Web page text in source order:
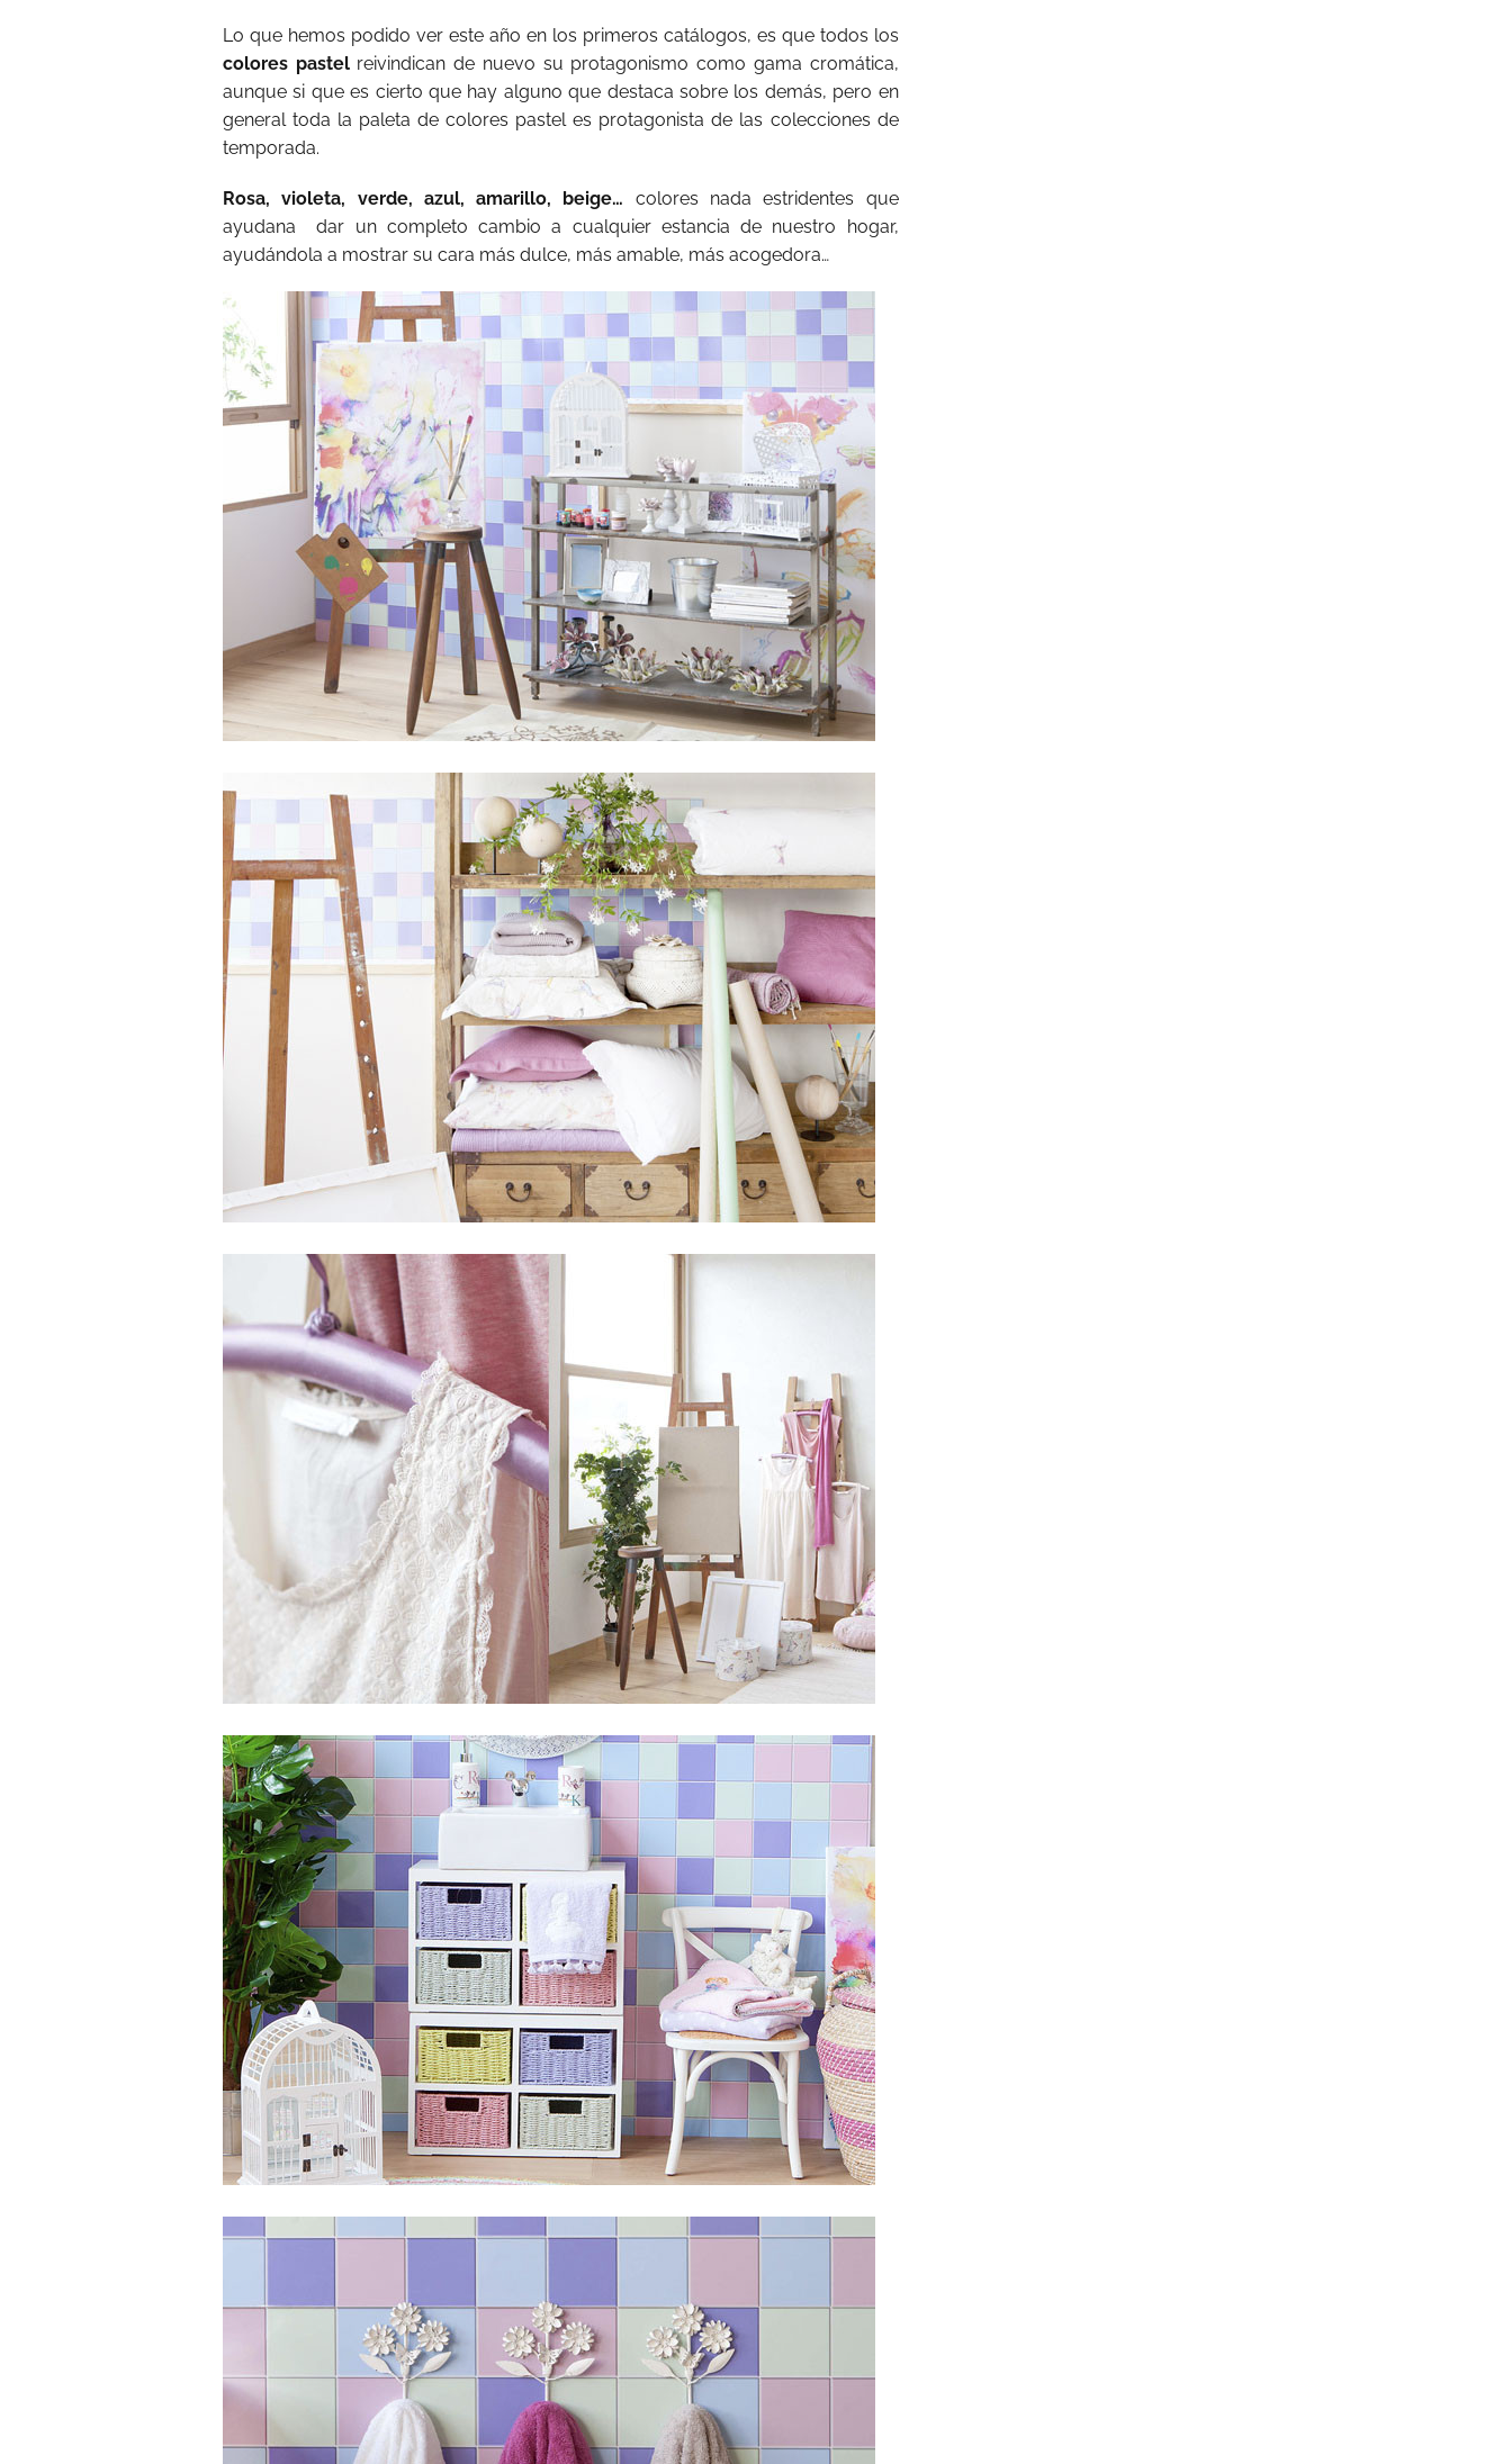
Lo que hemos podido ver este año en los primeros catálogos, es que todos los
colores pastelreivindican de nuevo su protagonismo como gama cromática,
aunque si que es cierto que hay alguno que destaca sobre los demás, pero en
general toda la paleta de colores pastel es protagonista de las colecciones de
temporada.
Rosa, violeta, verde, azul, amarillo, beige… colores nada estridentes que
ayudana
dar un completo cambio a cualquier estancia de nuestro hogar,
ayudándola a mostrar su cara más dulce, más amable, más acogedora…